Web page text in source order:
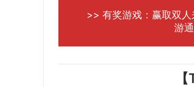
>> 有奖游戏：赢取双
游